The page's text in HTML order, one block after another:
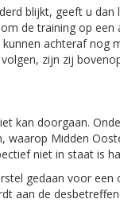
blijkt, geeft u
de training op een
achteraf nog
zijn zij
kan doorgaan.
Midden
niet in staat is
gedaan voor
aan de